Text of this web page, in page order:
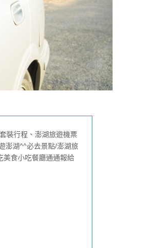
裝行程、澎湖旅遊機票
澎湖^^必去景點/澎湖旅
美食小吃餐廳通通報給